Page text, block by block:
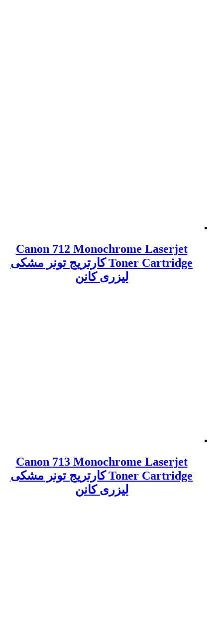
Canon 712 Monochrome Laserjet
Toner Cartridge کارتریج تونر مشکی
لیزری کانن
Canon 713 Monochrome Laserjet
Toner Cartridge کارتریج تونر مشکی
لیزری کانن